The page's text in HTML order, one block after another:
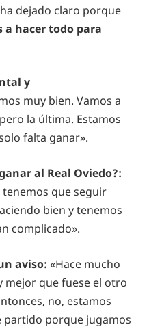
ha dejado claro porque
a hacer todo para
y
muy bien. Vamos a
la última. Estamos
falta ganar».
al Real Oviedo?:
que seguir
bien y tenemos
complicado».
aviso: «Hace mucho
mejor que fuese el otro
no, estamos
partido porque jugamos